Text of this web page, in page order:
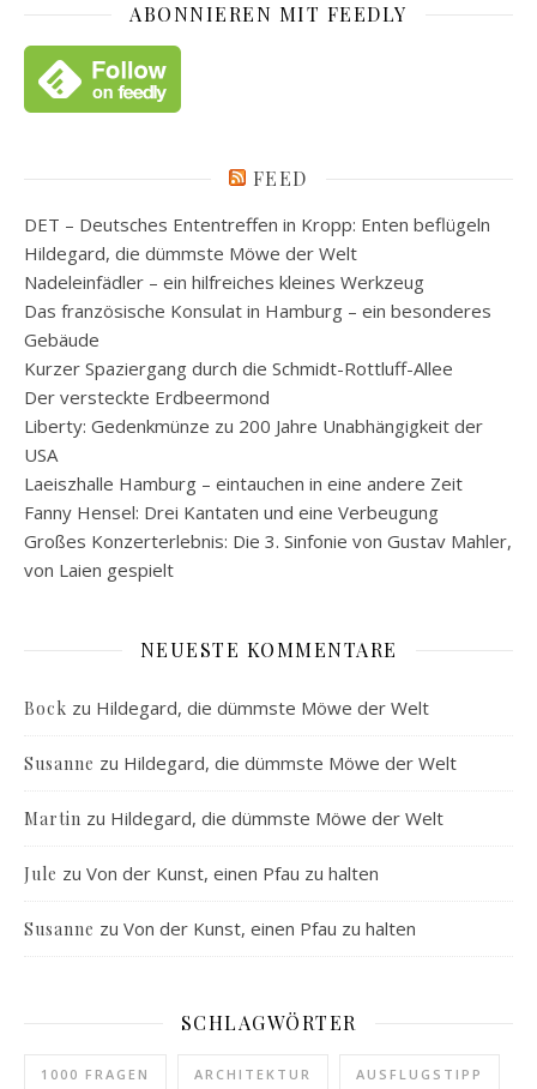
ABONNIEREN MIT FEEDLY
FEED
DET – Deutsches Ententreffen in Kropp: Enten beflügeln
Hildegard, die dümmste Möwe der Welt
Nadeleinfädler – ein hilfreiches kleines Werkzeug
Das französische Konsulat in Hamburg – ein besonderes
Gebäude
Kurzer Spaziergang durch die Schmidt-Rottluff-Allee
Der versteckte Erdbeermond
Liberty: Gedenkmünze zu 200 Jahre Unabhängigkeit der
USA
Laeiszhalle Hamburg – eintauchen in eine andere Zeit
Fanny Hensel: Drei Kantaten und eine Verbeugung
Großes Konzerterlebnis: Die 3. Sinfonie von Gustav Mahler,
von Laien gespielt
NEUESTE KOMMENTARE
Bock zu Hildegard, die dümmste Möwe der Welt
Susanne zu Hildegard, die dümmste Möwe der Welt
Martin zu Hildegard, die dümmste Möwe der Welt
Jule zu Von der Kunst, einen Pfau zu halten
Susanne zu Von der Kunst, einen Pfau zu halten
SCHLAGWÖRTER
1000 FRAGEN ARCHITEKTUR AUSFLUGSTIPP